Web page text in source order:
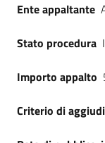
su
Ente appaltante
Stato procedura
Importo appalto
Criterio di